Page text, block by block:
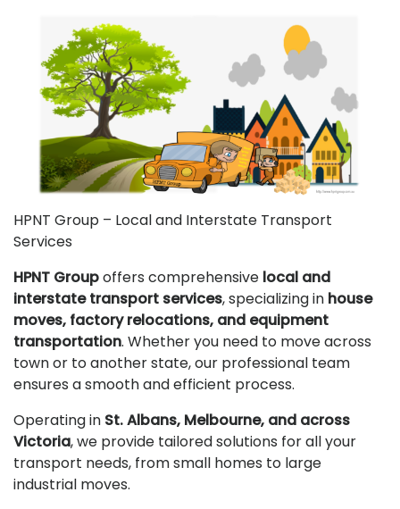
HPNT Group – Local and Interstate Transport
Services
HPNT Groupoffers comprehensive local and
interstate transport services, specializing in house
moves, factory relocations, and equipment
transportation. Whether you need to move across
town or to another state, our professional team
ensures a smooth and efficient process.
Operating in St. Albans, Melbourne, and across
Victoria, we provide tailored solutions for all your
transport needs, from small homes to large
industrial moves.